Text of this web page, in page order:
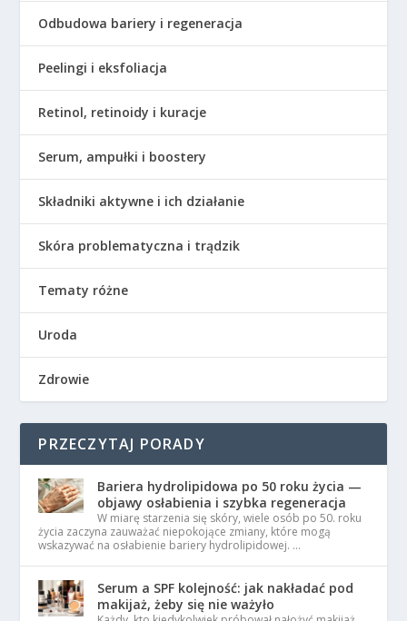
Odbudowa bariery i regeneracja
Peelingi i eksfoliacja
Retinol, retinoidy i kuracje
Serum, ampułki i boostery
Składniki aktywne i ich działanie
Skóra problematyczna i trądzik
Tematy różne
Uroda
Zdrowie
PRZECZYTAJ PORADY
Bariera hydrolipidowa po 50 roku życia —
objawy osłabienia i szybka regeneracja
W miarę starzenia się skóry, wiele osób po 50. roku
życia zaczyna zauważać niepokojące zmiany, które mogą
wskazywać na osłabienie bariery hydrolipidowej. …
Serum a SPF kolejność: jak nakładać pod
makijaż, żeby się nie ważyło